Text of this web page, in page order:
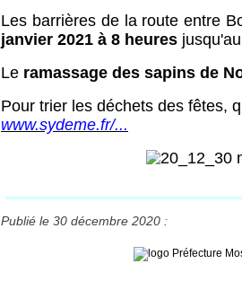
Les barrières de la route entre
janvier 2021 à 8 heures jusqu'au
Le ramassage des sapins de
Pour trier les déchets des fêtes,
www.sydeme.fr/...
Publié le 30 décembre 2020 :